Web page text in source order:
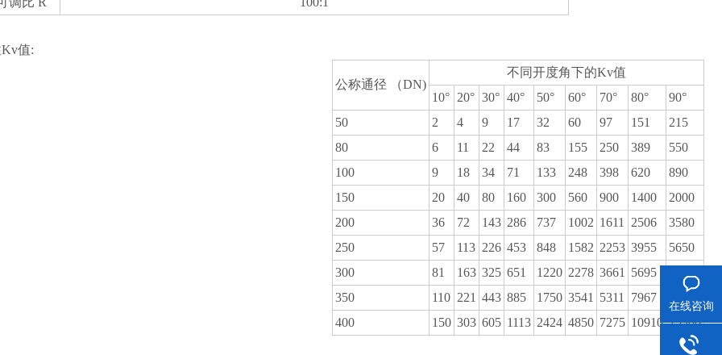
值:
公称通径 （DN)
不同开度角下的Kv值
10° 20° 30° 40° 50° 60° 70° 80°
90°
50
2 4 9 17 32 60 97 151
215
80
6 11 22 44 83 155 250 389
550
100
9 18 34 71 133 248 398 620
890
150
20 40 80 160 300 560 900 1400
2000
200
36 72 143 286 737 1002 1611 2506
3580
250
57 113 226 453 848 1582 2253 3955
5650
300
81 163 325 651 1220 2278 3661 5695
350
110 221 443 885 1750 3541 5311 7967
10950
400
150 303 605 1113 2424 4850 7275 10910 15300
在线咨询